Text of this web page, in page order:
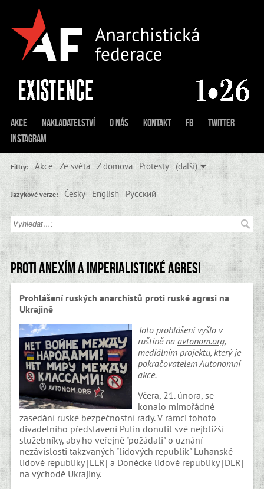
Akce Nakladatelství O nás Kontakt FB
Twitter
Instagram
Filtry: Akce Ze světa Z domova Protesty (další)
Jazykové verze: Česky English Русский
Proti anexím a imperialistické agresi
Prohlášení ruských anarchistů proti ruské agresi na
Ukrajině
Toto prohlášení vyšlo v
ruštině na avtonom.org,
mediálním projektu, který je
pokračovatelem Autonomní
akce.
Včera, 21. února, se
konalo mimořádné
zasedání ruské bezpečnostní rady. V rámci tohoto
divadelního představení Putin donutil své nejbližší
služebníky, aby ho veřejně "požádali" o uznání
nezávislosti takzvaných "lidových republik" Luhanské
lidové republiky [LLR] a Doněcké lidové republiky [DLR]
na východě Ukrajiny.